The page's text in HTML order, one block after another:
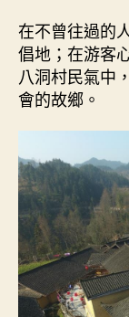
在不曾往過的
倡地；在游客
八洞村民氣中
會的故鄉。